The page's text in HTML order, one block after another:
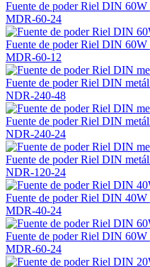
Fuente de poder Riel DIN
MDR-60-24
Fuente de poder Riel DIN
MDR-60-12
Fuente de poder Riel DIN
NDR-240-48
Fuente de poder Riel DIN
NDR-240-24
Fuente de poder Riel DIN
NDR-120-24
Fuente de poder Riel DIN
MDR-40-24
Fuente de poder Riel DIN
MDR-60-24